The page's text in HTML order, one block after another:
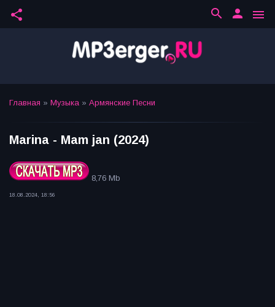
share menu
person
search
Главная » Музыка » Армянские Песни
Marina - Mam jan (2024)
8,76 Mb
18.08.2024, 18:56